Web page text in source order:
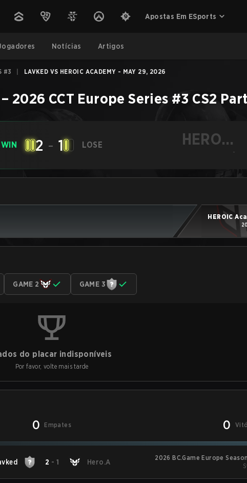
Apostas Em ESports
Notícias Artigos
#3 LAVKED VS HEROIC ACADEMY - MAY 29, 2026
– 2026 CCT Europe Series #3 CS2
WIN 2 - 1 LOSE
HEROIC
Academy-
HEROIC
GAME 2 GAME 3
do placar indisponíveis
Por favor, volte mais tarde
0 Empates 0
2 -1 Hero.A
2026 BC.Game Europe